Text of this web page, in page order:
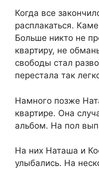
​Когда все
расплакаться.
Больше никто не
квартиру, не
свободы стал
перестала так
​Намного позже
квартире. Она
альбом. На пол
На них Наташа и
улыбались. На